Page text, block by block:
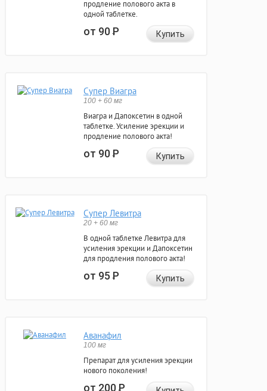
продление полового акта в
одной таблетке.
от 90Р Купить
Супер Виагра
100 + 60 мг
Виагра и Дапоксетин в одной
таблетке. Усиление эрекции и
продление полового акта!
от 90Р Купить
Супер Левитра
20 + 60 мг
В одной таблетке Левитра для
усиления эрекции и Дапоксетин
для продления полового акта!
от 95Р Купить
Аванафил
100 мг
Препарат для усиления эрекции
нового поколения!
от 200Р